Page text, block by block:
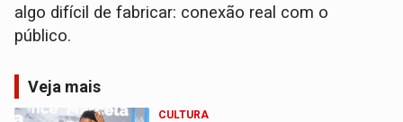
algo difícil de fabricar: conexão real com o
público.
Veja mais
CULTURA